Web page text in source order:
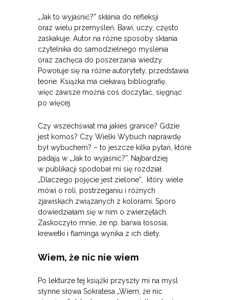
„Jak to wyjaśnić?” skłania do refleksji
oraz wielu przemyśleń. Bawi, uczy, często
zaskakuje. Autor na różne sposoby skłania
czytelnika do samodzielnego myślenia
oraz zachęca do poszerzania wiedzy.
Powołuje się na różne autorytety, przedstawia
teorie. Książka ma ciekawą bibliografię,
więc zawsze można coś doczytać, sięgnąć
po więcej.
Czy wszechświat ma jakieś granice? Gdzie
jest komos? Czy Wielki Wybuch naprawdę
był wybuchem? – to jeszcze kilka pytań, które
padają w „Jak to wyjaśnić?”. Najbardziej
w publikacji spodobał mi się rozdział
„Dlaczego pojęcie jest zielone”, który wiele
mówi o roli, postrzeganiu i różnych
zjawiskach związanych z kolorami. Sporo
dowiedziałam się w nim o zwierzętach.
Zaskoczyło mnie, że np. barwa łososia,
krewetki i flaminga wynika z ich diety.
Wiem, że nic nie wiem
Po lekturze tej książki przyszły mi na myśl
słynne słowa Sokratesa „Wiem, że nic